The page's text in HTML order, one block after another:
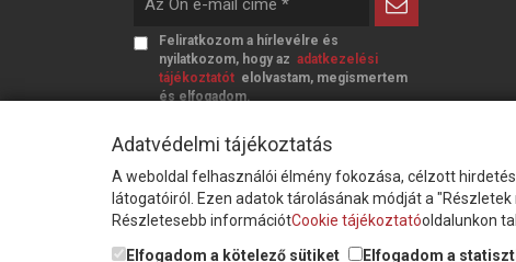
Feliratkozom a hírlevélre és
nyilatkozom, hogy azadatkezelési
tájékoztatót elolvastam, megismertem
és elfogadom.
© Copyright Triász-Tömlő Kft. | Minden jog
Adatvédelmi tájékoztatás
A weboldal felhasználói élmény fokozása, célzott
látogatóiról. Ezen adatok tárolásának módját a
Részletesebb információtCookie tájékoztatóoldalunkon
Elfogadom a kötelező sütiket
Elfogadom a